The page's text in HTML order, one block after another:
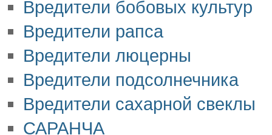
Вредители бобовых культур
Вредители рапса
Вредители люцерны
Вредители подсолнечника
Вредители сахарной свеклы
САРАНЧА